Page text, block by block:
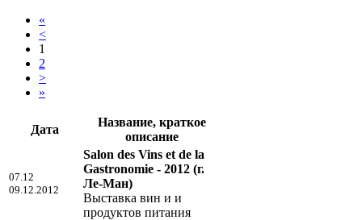
«
<
1
2
>
»
Дата
Название, краткое
описание
07.12
09.12.2012
Salon des Vins et de la
Gastronomie - 2012 (г.
Ле-Ман)
Выставка вин и и
продуктов питания